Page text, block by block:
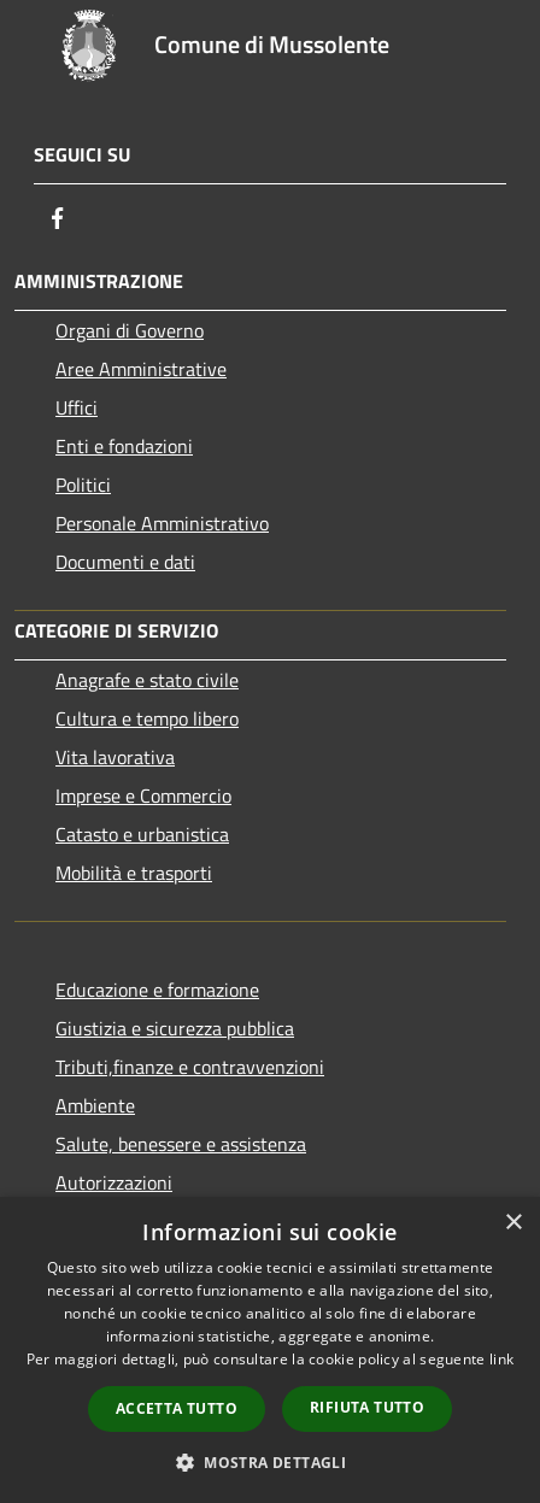
Comune di Mussolente
SEGUICI SU
AMMINISTRAZIONE
Organi di Governo
Aree Amministrative
Uffici
Enti e fondazioni
Politici
Personale Amministrativo
Documenti e dati
CATEGORIE DI SERVIZIO
Anagrafe e stato civile
Cultura e tempo libero
Vita lavorativa
Imprese e Commercio
Catasto e urbanistica
Mobilità e trasporti
Educazione e formazione
Giustizia e sicurezza pubblica
Tributi,finanze e contravvenzioni
Ambiente
Salute, benessere e assistenza
Autorizzazioni
Notizie
Comunicati
Avvisi
VIVERE IL COMUNE
×
Informazioni sui cookie
Questo sito web utilizza cookie tecnici e assimilati strettamente
necessari al corretto funzionamento e alla navigazione del sito,
nonché un cookie tecnico analitico al solo fine di elaborare
informazioni statistiche, aggregate e anonime.
Per maggiori dettagli, può consultare la cookie policy al seguente link
ACCETTA TUTTO RIFIUTA TUTTO
MOSTRA DETTAGLI